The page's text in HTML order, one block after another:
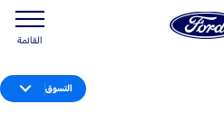
القائمة
التسوق